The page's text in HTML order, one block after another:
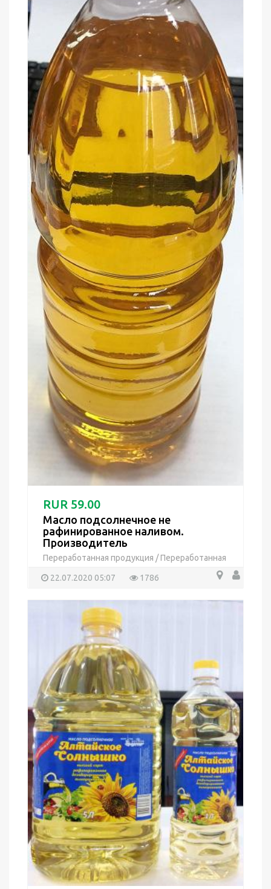
RUR 59.00
Масло подсолнечное не
рафинированное наливом.
Производитель
Переработанная продукция /Переработанная
22.07.2020 05:07
1786